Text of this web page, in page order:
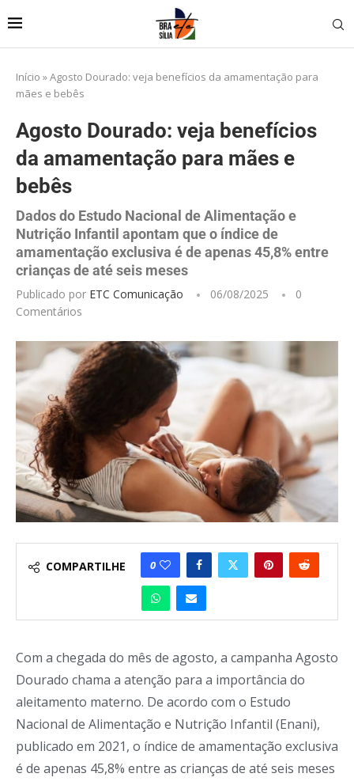
Início »Agosto Dourado: veja benefícios da amamentação para
mães e bebês
Agosto Dourado: veja benefícios
da amamentação para mães e
bebês
Dados do Estudo Nacional de Alimentação e
Nutrição Infantil apontam que o índice de
amamentação exclusiva é de apenas 45,8% entre
crianças de até seis meses
Publicado por ETC Comunicação 06/08/2025
0
Comentários
COMPARTILHE 0
Com a chegada do mês de agosto, a campanha Agosto
Dourado chama a atenção para a importância do
aleitamento materno. De acordo com o Estudo
Nacional de Alimentação e Nutrição Infantil (Enani),
publicado em 2021, o índice de amamentação exclusiva
é de apenas 45,8% entre as crianças de até seis meses